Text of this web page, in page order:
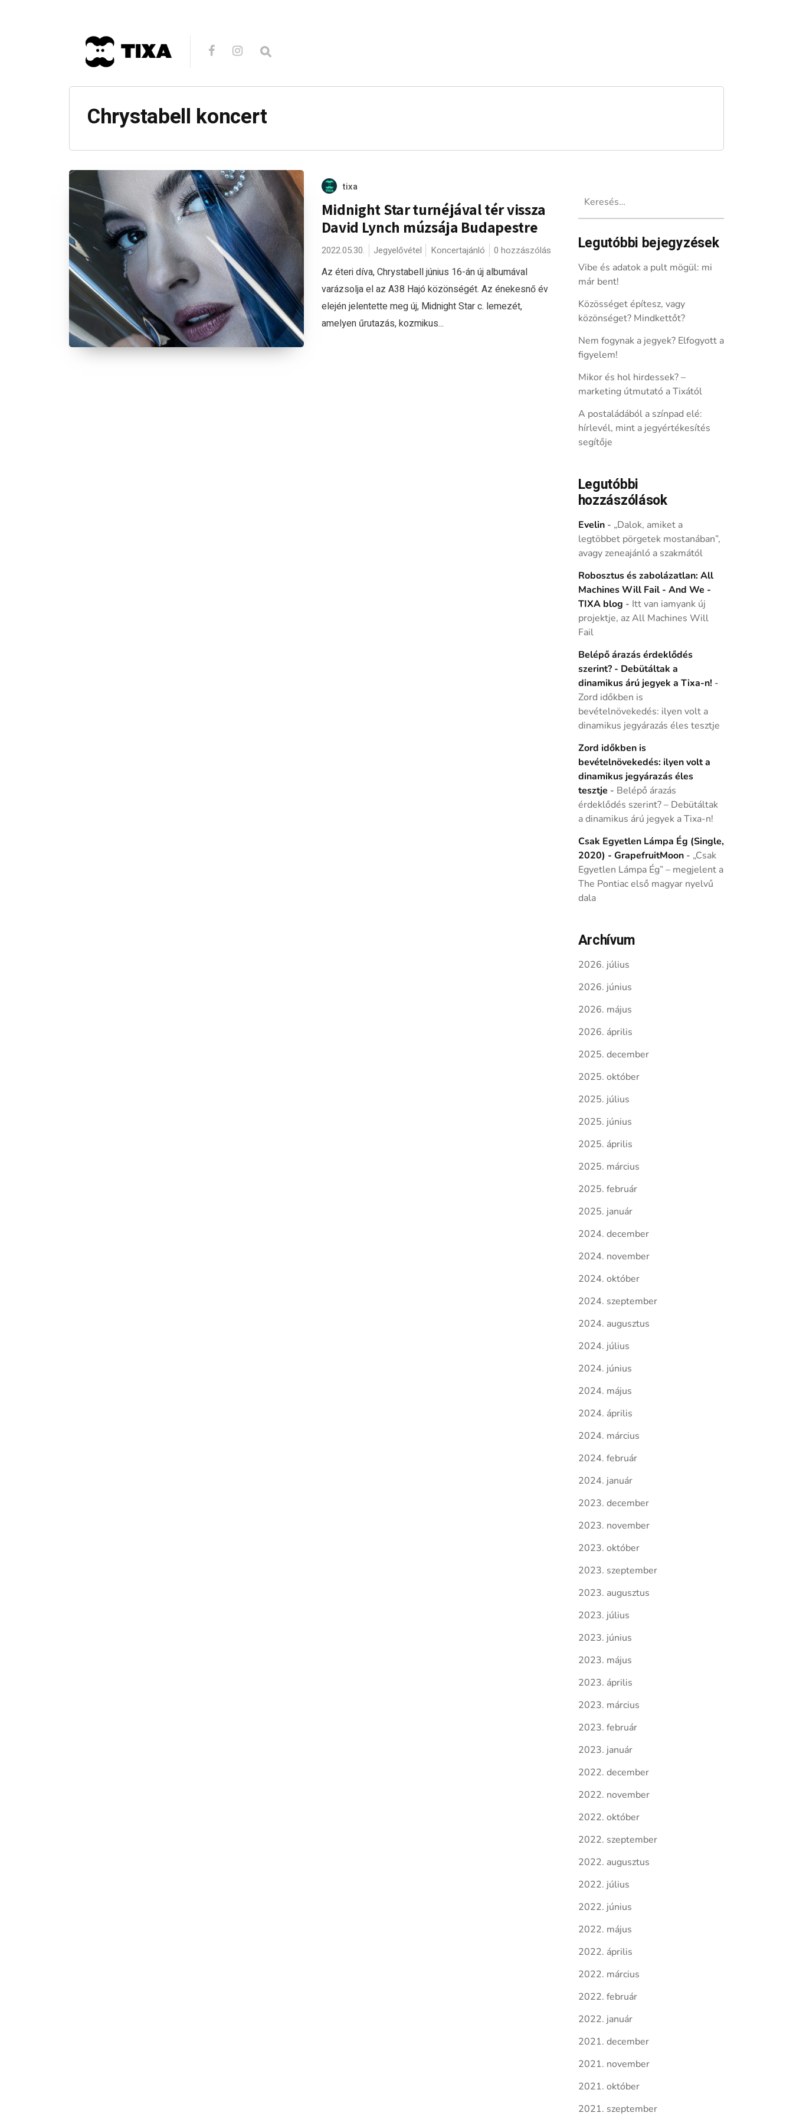
Chrystabell koncert
tixa
Midnight Star turnéjával tér vissza
David Lynch múzsája Budapestre
2022.05.30. Jegyelővétel Koncertajánló 0 hozzászólás
Az éteri díva, Chrystabell június 16-án új albumával
varázsolja el az A38 Hajó közönségét. Az énekesnő év
elején jelentette meg új, Midnight Star c. lemezét,
amelyen űrutazás, kozmikus...
Legutóbbi bejegyzések
Vibe és adatok a pult mögül: mi
már bent!
Közösséget építesz, vagy
közönséget? Mindkettőt?
Nem fogynak a jegyek? Elfogyott a
figyelem!
Mikor és hol hirdessek? –
marketing útmutató a Tixától
A postaládából a színpad elé:
hírlevél, mint a jegyértékesítés
segítője
Legutóbbi
hozzászólások
Evelin- „Dalok, amiket a
legtöbbet pörgetek mostanában”,
avagy zeneajánló a szakmától
Robosztus és zabolázatlan: All
Machines Will Fail - And We -
TIXA blog - Itt van iamyank új
projektje, az All Machines Will
Fail
Belépő árazás érdeklődés
szerint? - Debütáltak a
dinamikus árú jegyek a Tixa-n! -
Zord időkben is
bevételnövekedés: ilyen volt a
dinamikus jegyárazás éles tesztje
Zord időkben is
bevételnövekedés: ilyen volt a
dinamikus jegyárazás éles
tesztje - Belépő árazás
érdeklődés szerint? – Debütáltak
a dinamikus árú jegyek a Tixa-n!
Csak Egyetlen Lámpa Ég (Single,
2020) - GrapefruitMoon- „Csak
Egyetlen Lámpa Ég” – megjelent a
The Pontiac első magyar nyelvű
dala
Archívum
2026. július
2026. június
2026. május
2026. április
2025. december
2025. október
2025. július
2025. június
2025. április
2025. március
2025. február
2025. január
2024. december
2024. november
2024. október
2024. szeptember
2024. augusztus
2024. július
2024. június
2024. május
2024. április
2024. március
2024. február
2024. január
2023. december
2023. november
2023. október
2023. szeptember
2023. augusztus
2023. július
2023. június
2023. május
2023. április
2023. március
2023. február
2023. január
2022. december
2022. november
2022. október
2022. szeptember
2022. augusztus
2022. július
2022. június
2022. május
2022. április
2022. március
2022. február
2022. január
2021. december
2021. november
2021. október
2021. szeptember